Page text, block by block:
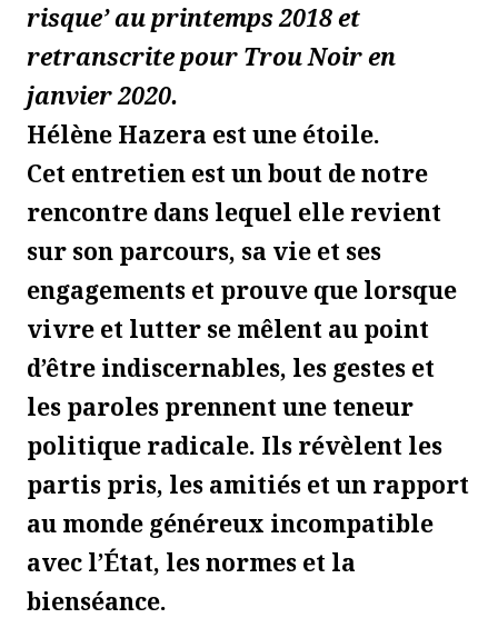
risque’ au printemps 2018 et
retranscrite pour Trou Noir en
janvier 2020.
Hélène Hazera est une étoile.
Cet entretien est un bout de notre
rencontre dans lequel elle revient
sur son parcours, sa vie et ses
engagements et prouve que lorsque
vivre et lutter se mêlent au point
d’être indiscernables, les gestes et
les paroles prennent une teneur
politique radicale. Ils révèlent les
partis pris, les amitiés et un rapport
au monde généreux incompatible
avec l’État, les normes et la
bienséance.